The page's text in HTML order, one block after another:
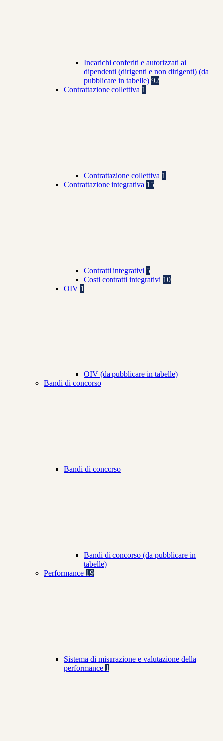
Incarichi conferiti e autorizzati ai
dipendenti (dirigenti e non dirigenti) (da
pubblicare in tabelle) 92
Contrattazione collettiva 1
Contrattazione collettiva 1
Contrattazione integrativa 15
Contratti integrativi 5
Costi contratti integrativi 10
OIV 1
OIV (da pubblicare in tabelle)
Bandi di concorso
Bandi di concorso
Bandi di concorso (da pubblicare in
tabelle)
Performance 19
Sistema di misurazione e valutazione della
performance 1